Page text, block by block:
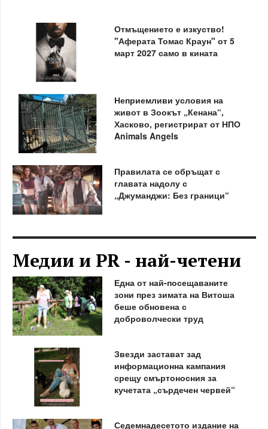
Отмъщението е изкуство!
"Аферата Томас Краун" от 5
март 2027 само в кината
Неприемливи условия на
живот в Зоокът „Кенана“,
Хасково, регистрират от НПО
Animals Angels
Правилата се обръщат с
главата надолу с
„Джуманджи: Без граници“
Медии и PR - най-четени
Една от най-посещаваните
зони през зимата на Витоша
беше обновена с
доброволчески труд
Звезди застават зад
информационна кампания
срещу смъртоносния за
кучетата „сърдечен червей“
Седемнадесетото издание на